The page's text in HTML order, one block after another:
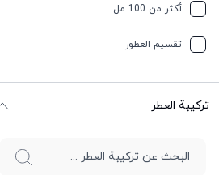
أكثر من 100 مل
تقسیم العطور
ترکیبة العطر